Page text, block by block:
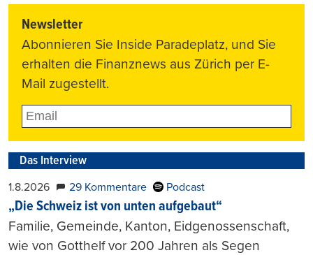
Newsletter
Abonnieren Sie Inside Paradeplatz, und Sie
erhalten die Finanznews aus Zürich per E-
Mail zugestellt.
Das Interview
1.8.2026 29 Kommentare Podcast
„Die Schweiz ist von unten aufgebaut“
Familie, Gemeinde, Kanton, Eidgenossenschaft,
wie von Gotthelf vor 200 Jahren als Segen